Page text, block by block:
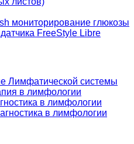
мониторирование глюкозы
FreeStyle Libre
Лимфатической системы
в лимфологии
в лимфологии
в лимфологии